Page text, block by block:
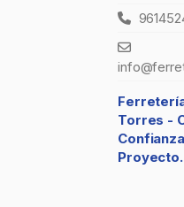
Torres -
Proyecto.